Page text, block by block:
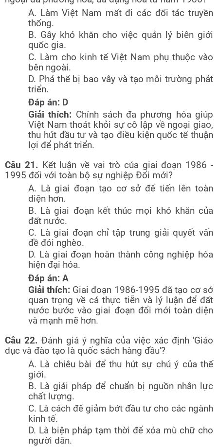
A. Làm Việt Nam mất đi các đối tác truyền
thống.
B. Gây khó khăn cho việc quản lý biên giới
quốc gia.
C. Làm cho kinh tế Việt Nam phụ thuộc vào
bên ngoài.
D. Phá thế bị bao vây và tạo môi trường phát
triển.
Đáp án: D
Giải thích: Chính sách đa phương hóa giúp
Việt Nam thoát khỏi sự cô lập về ngoại giao,
thu hút đầu tư và tạo điều kiện quốc tế thuận
lợi để phát triển.
Câu 21. Kết luận về vai trò của giai đoạn 1986 -
1995 đối với toàn bộ sự nghiệp Đổi mới?
A. Là giai đoạn tạo cơ sở để tiến lên toàn
diện hơn.
B. Là giai đoạn kết thúc mọi khó khăn của
đất nước.
C. Là giai đoạn chỉ tập trung giải quyết vấn
đề đói nghèo.
D. Là giai đoạn hoàn thành công nghiệp hóa
hiện đại hóa.
Đáp án: A
Giải thích: Giai đoạn 1986-1995 đã tạo cơ sở
quan trọng về cả thực tiễn và lý luận để đất
nước bước vào giai đoạn đổi mới toàn diện
và mạnh mẽ hơn.
Câu 22.Đánh giá ý nghĩa của việc xác định 'Giáo
dục và đào tạo là quốc sách hàng đầu'?
A. Là chiêu bài để thu hút sự chú ý của thế
giới.
B. Là giải pháp để chuẩn bị nguồn nhân lực
chất lượng.
C. Là cách để giảm bớt đầu tư cho các ngành
kinh tế.
D. Là biện pháp tạm thời để xóa mù chữ cho
người dân.